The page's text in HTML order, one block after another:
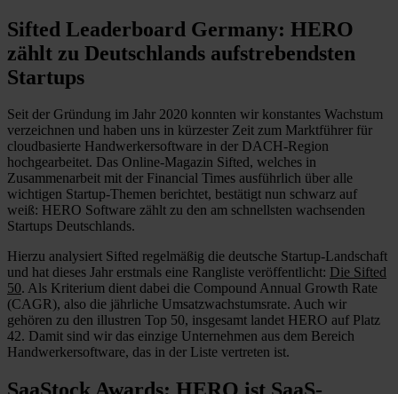
Sifted Leaderboard Germany: HERO
zählt zu Deutschlands aufstrebendsten
Startups
Seit der Gründung im Jahr 2020 konnten wir konstantes Wachstum
verzeichnen und haben uns in kürzester Zeit zum Marktführer für
cloudbasierte Handwerkersoftware in der DACH-Region
hochgearbeitet. Das Online-Magazin Sifted, welches in
Zusammenarbeit mit der Financial Times ausführlich über alle
wichtigen Startup-Themen berichtet, bestätigt nun schwarz auf
weiß: HERO Software zählt zu den am schnellsten wachsenden
Startups Deutschlands.
Hierzu analysiert Sifted regelmäßig die deutsche Startup-Landschaft
und hat dieses Jahr erstmals eine Rangliste veröffentlicht: Die Sifted
50. Als Kriterium dient dabei die Compound Annual Growth Rate
(CAGR), also die jährliche Umsatzwachstumsrate. Auch wir
gehören zu den illustren Top 50, insgesamt landet HERO auf Platz
42. Damit sind wir das einzige Unternehmen aus dem Bereich
Handwerkersoftware, das in der Liste vertreten ist.